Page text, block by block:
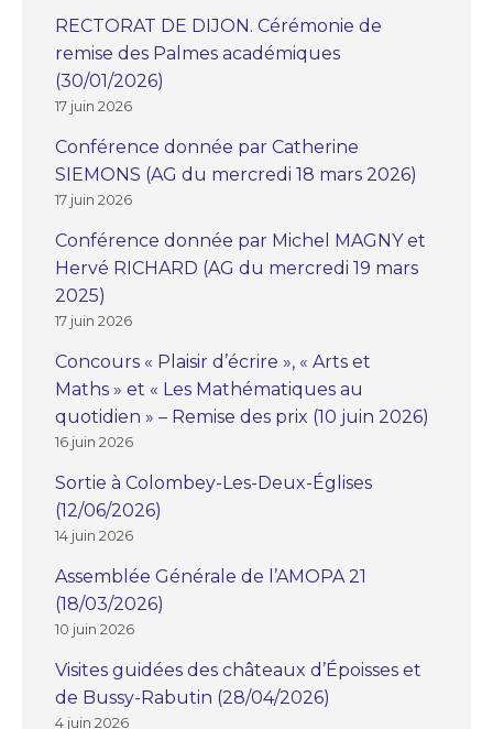
RECTORAT DE DIJON. Cérémonie de
remise des Palmes académiques
(30/01/2026)
17 juin 2026
Conférence donnée par Catherine
SIEMONS (AG du mercredi 18 mars 2026)
17 juin 2026
Conférence donnée par Michel MAGNY et
Hervé RICHARD (AG du mercredi 19 mars
2025)
17 juin 2026
Concours « Plaisir d’écrire », « Arts et
Maths » et « Les Mathématiques au
quotidien » – Remise des prix (10 juin 2026)
16 juin 2026
Sortie à Colombey-Les-Deux-Églises
(12/06/2026)
14 juin 2026
Assemblée Générale de l’AMOPA 21
(18/03/2026)
10 juin 2026
Visites guidées des châteaux d’Époisses et
de Bussy-Rabutin (28/04/2026)
4 juin 2026